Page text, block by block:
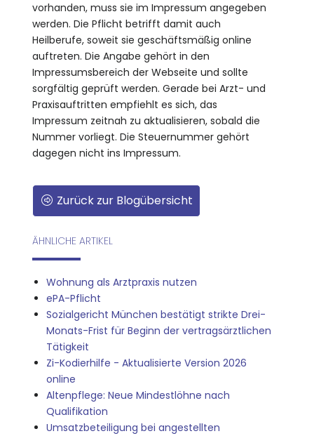
vorhanden, muss sie im Impressum angegeben
werden. Die Pflicht betrifft damit auch
Heilberufe, soweit sie geschäftsmäßig online
auftreten. Die Angabe gehört in den
Impressumsbereich der Webseite und sollte
sorgfältig geprüft werden. Gerade bei Arzt- und
Praxisauftritten empfiehlt es sich, das
Impressum zeitnah zu aktualisieren, sobald die
Nummer vorliegt. Die Steuernummer gehört
dagegen nicht ins Impressum.
Zurück zur Blogübersicht
ÄHNLICHE ARTIKEL
Wohnung als Arztpraxis nutzen
ePA-Pflicht
Sozialgericht München bestätigt strikte Drei-
Monats-Frist für Beginn der vertragsärztlichen
Tätigkeit
Zi-Kodierhilfe - Aktualisierte Version 2026
online
Altenpflege: Neue Mindestlöhne nach
Qualifikation
Umsatzbeteiligung bei angestellten